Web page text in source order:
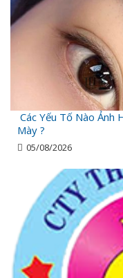
Các Yếu Tố Nào Ảnh
Mày ?
05/08/2026